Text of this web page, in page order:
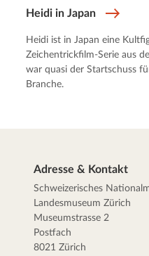
Heidi in Japan
Heidi ist in Japan eine
Zeichentrickfilm-Serie aus
war quasi der Startschuss
Branche.
Adresse & Kontakt
Schweizerisches
Landesmuseum Zürich
Museumstrasse 2
Postfach
8021 Zürich